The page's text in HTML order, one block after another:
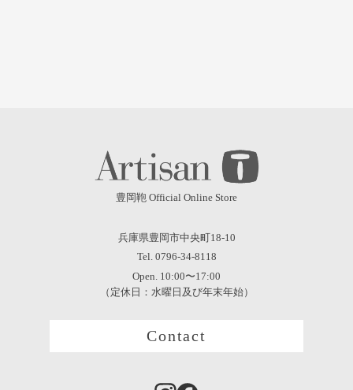
豊岡鞄 Official Online Store
兵庫県豊岡市中央町18-10
Tel. 0796-34-8118
Open. 10:00〜17:00
（定休日：水曜日及び年末年始）
Contact